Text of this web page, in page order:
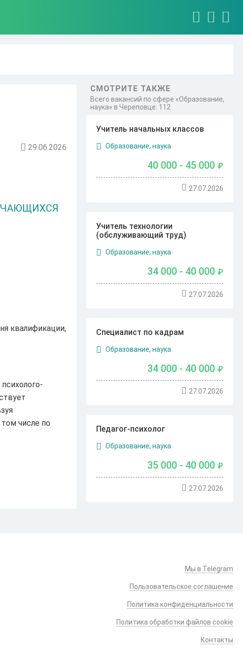
29.06.2026
квалификации,
числе по
СМОТРИТЕ ТАКЖЕ
Всего вакансий по сфере «Образование,
наука» в Череповце: 112
Учитель начальных классов
Образование, наука
40 000 - 45 000 ₽
27.07.2026
Учитель технологии
(обслуживающий труд)
Образование, наука
34 000 - 40 000 ₽
27.07.2026
Специалист по кадрам
Образование, наука
34 000 - 40 000 ₽
27.07.2026
Педагог-психолог
Образование, наука
35 000 - 40 000 ₽
27.07.2026
Мы в Telegram
Пользовательское соглашение
Политика конфиденциальности
Политика обработки файлов cookie
Контакты